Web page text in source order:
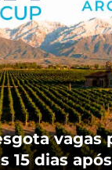
vagas
15 dias